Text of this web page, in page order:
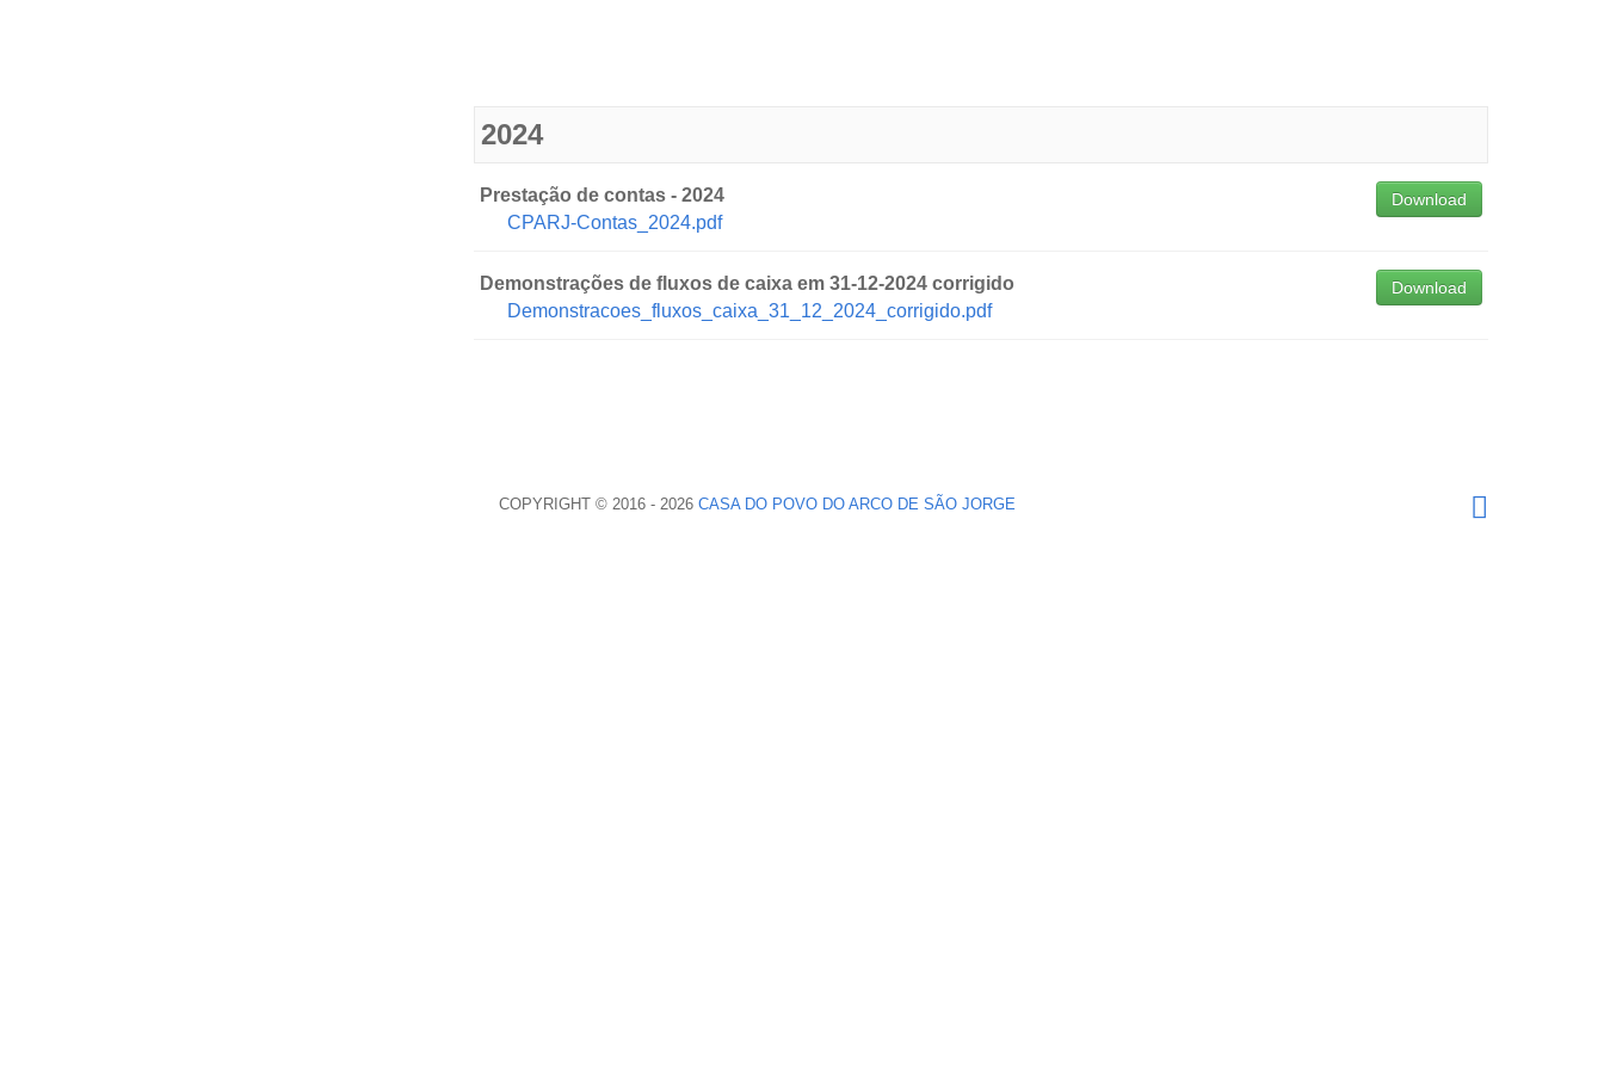
2024
Prestação de contas - 2024
CPARJ-Contas_2024.pdf
Download
Demonstrações de fluxos de caixa em 31-12-2024 corrigido
Demonstracoes_fluxos_caixa_31_12_2024_corrigido.pdf
Download
COPYRIGHT © 2016 - 2026CASA DO POVO DO ARCO DE SÃO JORGE